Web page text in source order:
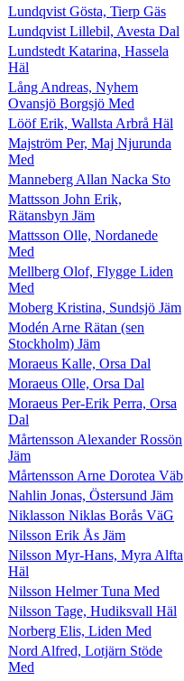
Lundqvist Gösta, Tierp Gäs
Lundqvist Lillebil, Avesta Dal
Lundstedt Katarina, Hassela
Häl
Lång Andreas, Nyhem
Ovansjö Borgsjö Med
Lööf Erik, Wallsta Arbrå Häl
Majström Per, Maj Njurunda
Med
Manneberg Allan Nacka Sto
Mattsson John Erik,
Rätansbyn Jäm
Mattsson Olle, Nordanede
Med
Mellberg Olof, Flygge Liden
Med
Moberg Kristina, Sundsjö Jäm
Modén Arne Rätan (sen
Stockholm) Jäm
Moraeus Kalle, Orsa Dal
Moraeus Olle, Orsa Dal
Moraeus Per-Erik Perra, Orsa
Dal
Mårtensson Alexander Rossön
Jäm
Mårtensson Arne Dorotea Väb
Nahlin Jonas, Östersund Jäm
Niklasson Niklas Borås VäG
Nilsson Erik Ås Jäm
Nilsson Myr-Hans, Myra Alfta
Häl
Nilsson Helmer Tuna Med
Nilsson Tage, Hudiksvall Häl
Norberg Elis, Liden Med
Nord Alfred, Lotjärn Stöde
Med